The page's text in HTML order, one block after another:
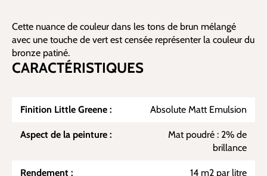
Cette nuance de couleur dans les tons de brun mélangé
avec une touche de vert est censée représenter la couleur du
bronze patiné.
CARACTÉRISTIQUES
Finition Little Greene : Absolute Matt Emulsion
Aspect de la peinture :
Mat poudré : 2% de
brillance
Rendement : 14 m2 par litre